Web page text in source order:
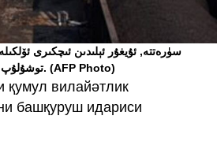
ﺳﯜﺭﻩﺗﺘﻪ, ﺋﯘﻳﻐﯘﺭ ﺋﯧﻠﯩﺪﯨﻦ ﺋﯩﭽﻜﯩﺮﻯ
ﺗﻮﺷﯘﻟﯘﭖ ﻛﯧﺘﯩﻠﯩﯟﺍﺗﻘﺎﻥ ﻛﯘﻣﯘﺭ ﺑﺎﻳﻠﯩﻘﻰ.(AFP Photo)
қумул вилайәтлик
башқуруш идариси